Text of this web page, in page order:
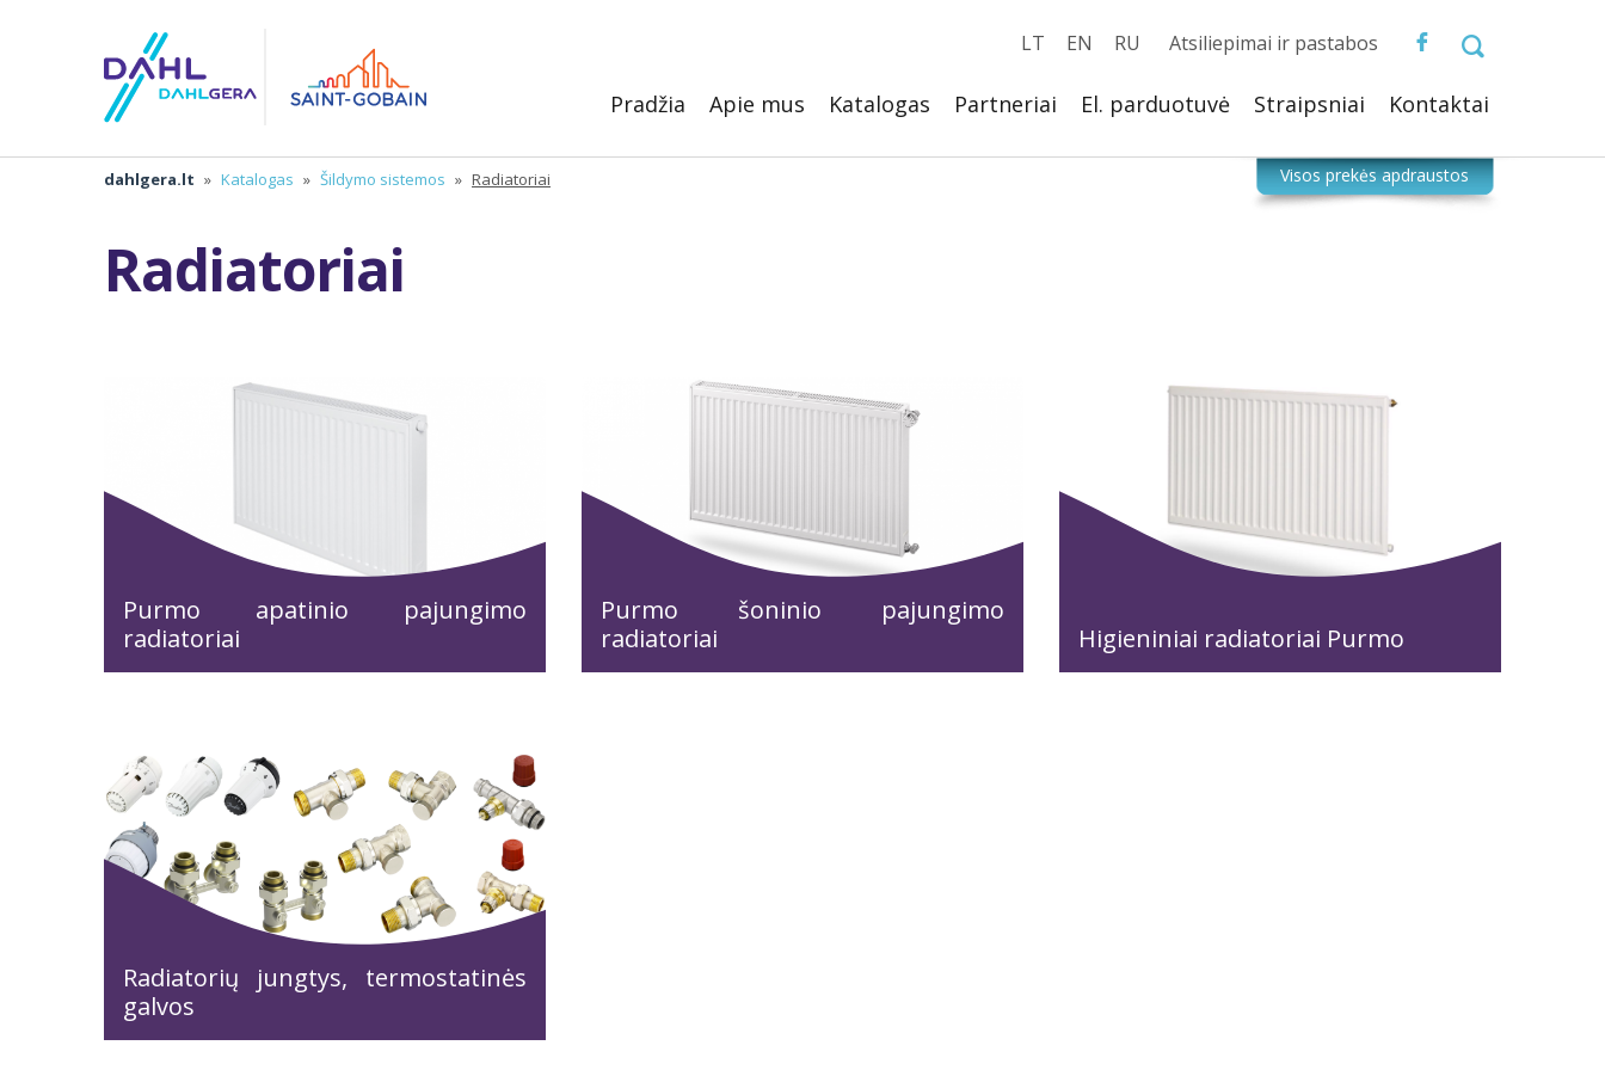
Atsiliepimai ir pastabos
LT EN RU
Pradžia Apie mus Katalogas Partneriai El. parduotuvė Straipsniai Kontaktai
dahlgera.lt » Katalogas » Šildymo sistemos » Radiatoriai
Radiatoriai
Purmo apatinio pajungimo
radiatoriai
Purmo šoninio pajungimo
radiatoriai
Higieniniai radiatoriai Purmo
Radiatorių jungtys, termostatinės
galvos